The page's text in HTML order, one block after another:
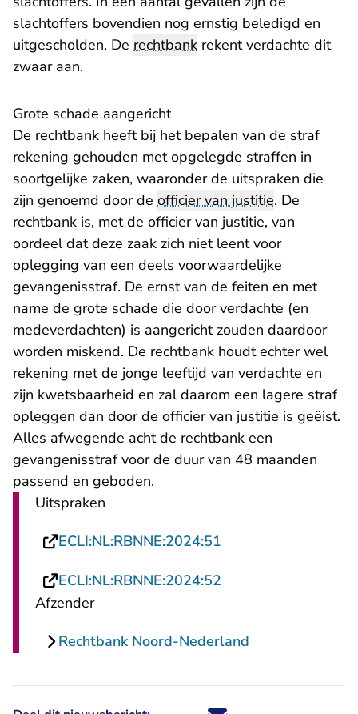
slachtoffers bovendien nog ernstig beledigd en
uitgescholden. De rechtbank rekent verdachte dit
zwaar aan.
Grote schade aangericht
De rechtbank heeft bij het bepalen van de straf
rekening gehouden met opgelegde straffen in
soortgelijke zaken, waaronder de uitspraken die
zijn genoemd door de officier van justitie. De
rechtbank is, met de officier van justitie, van
oordeel dat deze zaak zich niet leent voor
oplegging van een deels voorwaardelijke
gevangenisstraf. De ernst van de feiten en met
name de grote schade die door verdachte (en
medeverdachten) is aangericht zouden daardoor
worden miskend. De rechtbank houdt echter wel
rekening met de jonge leeftijd van verdachte en
zijn kwetsbaarheid en zal daarom een lagere straf
opleggen dan door de officier van justitie is geëist.
Alles afwegende acht de rechtbank een
gevangenisstraf voor de duur van 48 maanden
passend en geboden.
Uitspraken
ECLI:NL:RBNNE:2024:51
ECLI:NL:RBNNE:2024:52
Afzender
Rechtbank Noord-Nederland